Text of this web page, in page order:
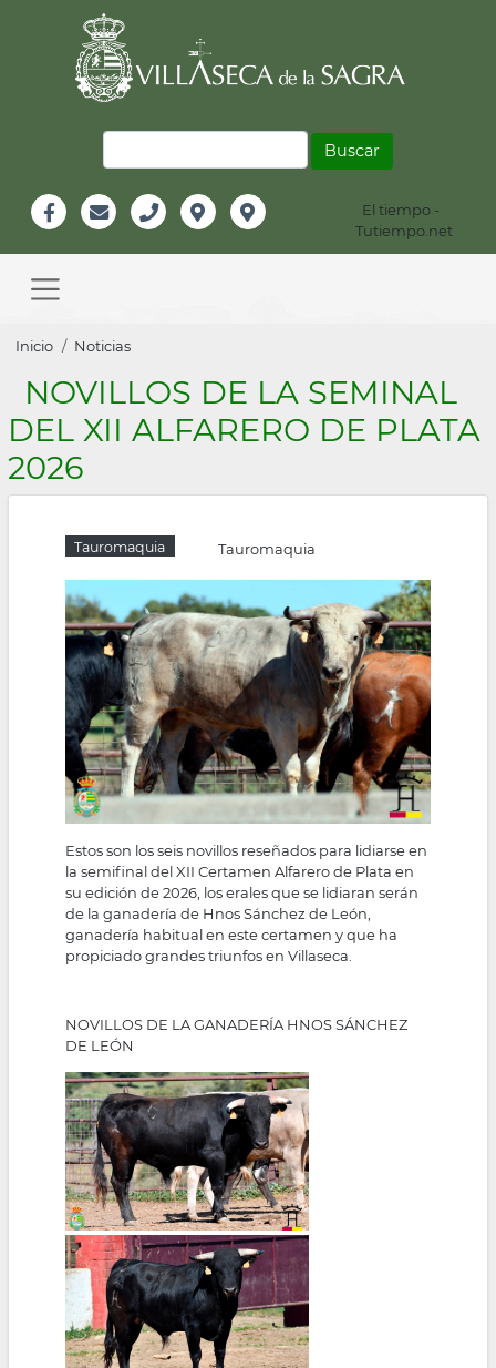
Información
Header
El tiempo -
Tutiempo.net
navigation
Sobrescribir
enlaces
de
ayuda
a
navegación
Inicio Noticias
NOVILLOS DE LA SEMINAL
DEL XII ALFARERO DE PLATA
2026
Tauromaquia Tauromaquia
Estos son los seis novillos reseñados para lidiarse en
la semifinal del XII Certamen Alfarero de Plata en
su edición de 2026, los erales que se lidiaran serán
de la ganadería de Hnos Sánchez de León,
ganadería habitual en este certamen y que ha
propiciado grandes triunfos en Villaseca.
NOVILLOS DE LA GANADERÍA HNOS SÁNCHEZ
DE LEÓN